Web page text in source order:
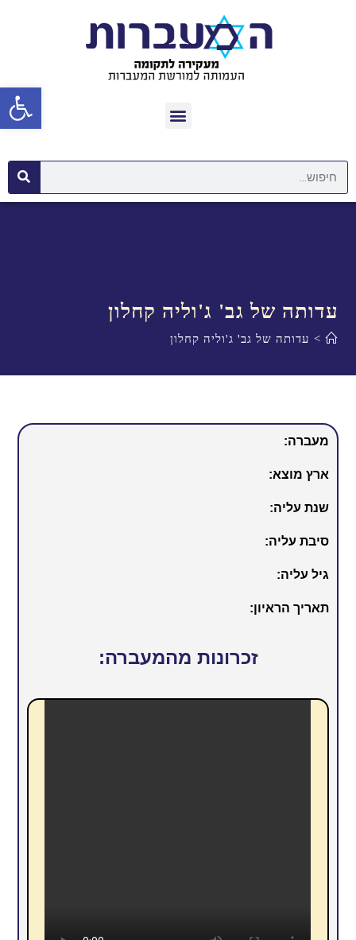
עדותה של גב' ג'וליה קחלון
> עדותה של גב' ג'וליה קחלון
מעברה:
ארץ מוצא:
שנת עליה:
סיבת עליה:
גיל עליה:
תאריך הראיון:
זכרונות מהמעברה:
פתח סרגל נגישות